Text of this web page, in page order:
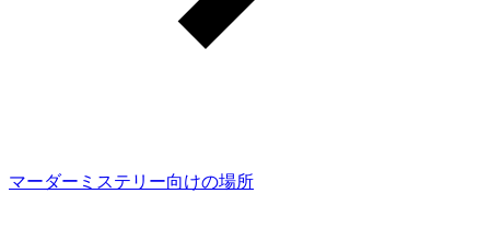
マーダーミステリー向けの場所